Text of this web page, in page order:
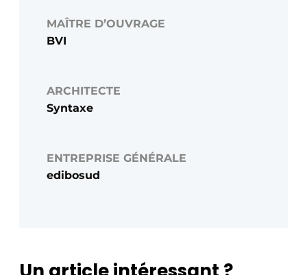
MAÎTRE D’OUVRAGE
BVI
ARCHITECTE
Syntaxe
ENTREPRISE GÉNÉRALE
edibosud